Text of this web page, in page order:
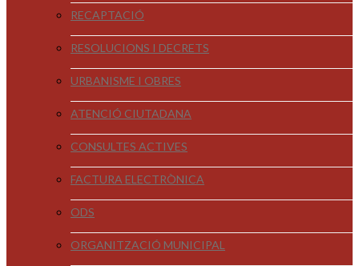
RECAPTACIÓ
RESOLUCIONS I DECRETS
URBANISME I OBRES
ATENCIÓ CIUTADANA
CONSULTES ACTIVES
FACTURA ELECTRÒNICA
ODS
ORGANITZACIÓ MUNICIPAL